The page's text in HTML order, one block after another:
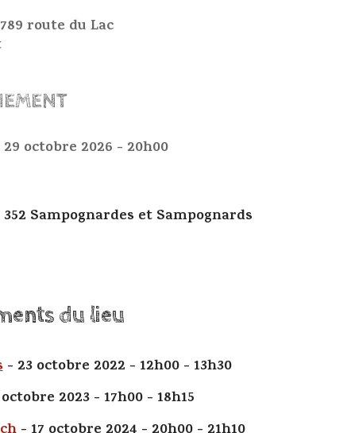
route du Lac
octobre 2026 - 20h00
Sampognardes et Sampognards
du lieu
- 23 octobre 2022 - 12h00 - 13h30
2023 - 17h00 - 18h15